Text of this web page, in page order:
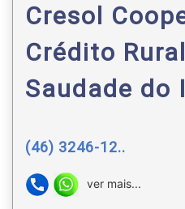
Cresol
Crédito
Saudade do
(46) 3246-12..
ver mais...